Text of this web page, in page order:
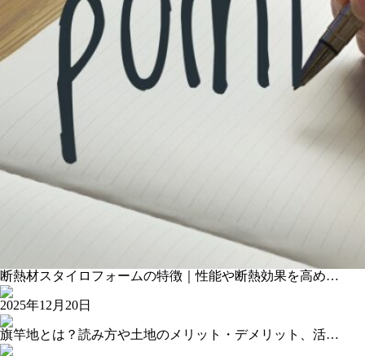
断熱材スタイロフォームの特徴｜性能や断熱効果を高め…
2025年12月20日
旗竿地とは？読み方や土地のメリット・デメリット、活…